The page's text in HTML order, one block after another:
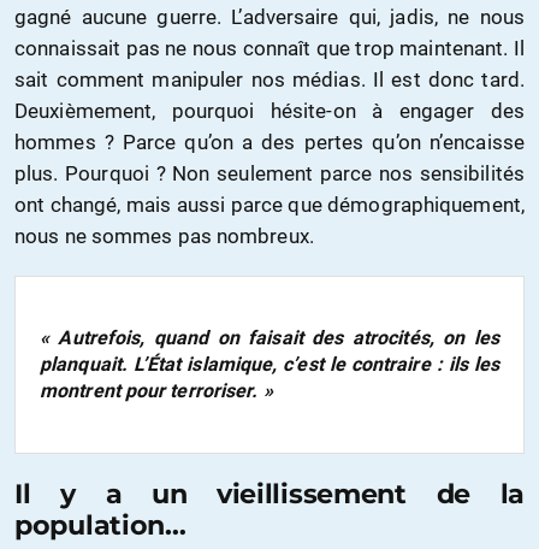
gagné aucune guerre. L’adversaire qui, jadis, ne nous
connaissait pas ne nous connaît que trop maintenant. Il
sait comment manipuler nos médias. Il est donc tard.
Deuxièmement, pourquoi hésite-on à engager des
hommes ? Parce qu’on a des pertes qu’on n’encaisse
plus. Pourquoi ? Non seulement parce nos sensibilités
ont changé, mais aussi parce que démographiquement,
nous ne sommes pas nombreux.
« Autrefois, quand on faisait des atrocités, on les
planquait. L’État islamique, c’est le contraire : ils les
montrent pour terroriser. »
Il y a un vieillissement de la
population…